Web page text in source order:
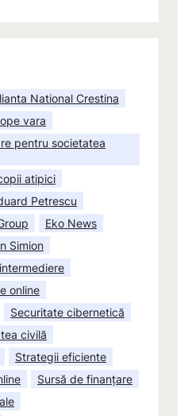
National Crestina
vara
pentru societatea
atipici
Petrescu
Eko News
Simion
intermediere
online
Securitate cibernetică
civilă
Strategii eficiente
Sursă de finanțare